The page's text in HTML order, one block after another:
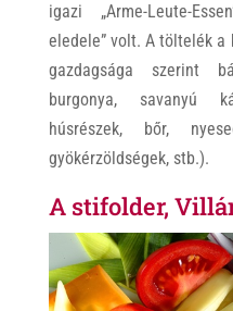
igazi „Arme-Leute-
eledele” volt. A töltelék
gazdagsága szerint
burgonya, savanyú
húsrészek, bőr,
gyökérzöldségek, stb.).
A stifolder,